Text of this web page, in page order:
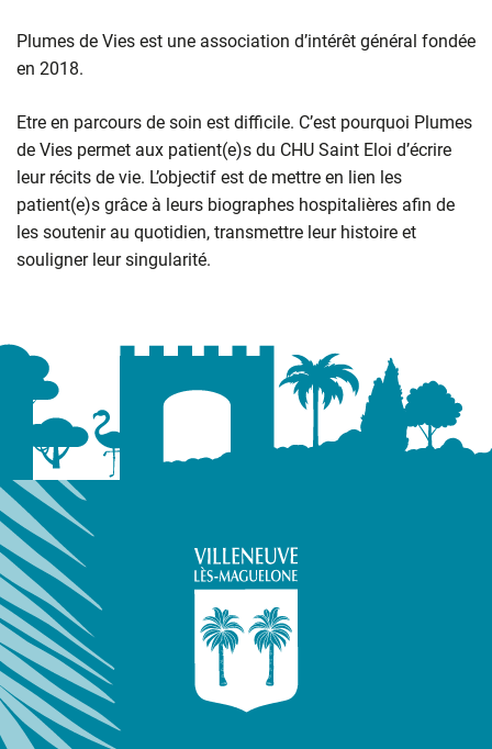
Plumes de Vies est une association d’intérêt général fondée
en 2018.
Etre en parcours de soin est difficile. C’est pourquoi Plumes
de Vies permet aux patient(e)s du CHU Saint Eloi d’écrire
leur récits de vie. L’objectif est de mettre en lien les
patient(e)s grâce à leurs biographes hospitalières afin de
les soutenir au quotidien, transmettre leur histoire et
souligner leur singularité.